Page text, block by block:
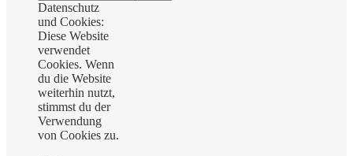
Datenschutz
und Cookies:
Diese Website
verwendet
Cookies. Wenn
du die Website
weiterhin nutzt,
stimmst du der
Verwendung
von Cookies zu.